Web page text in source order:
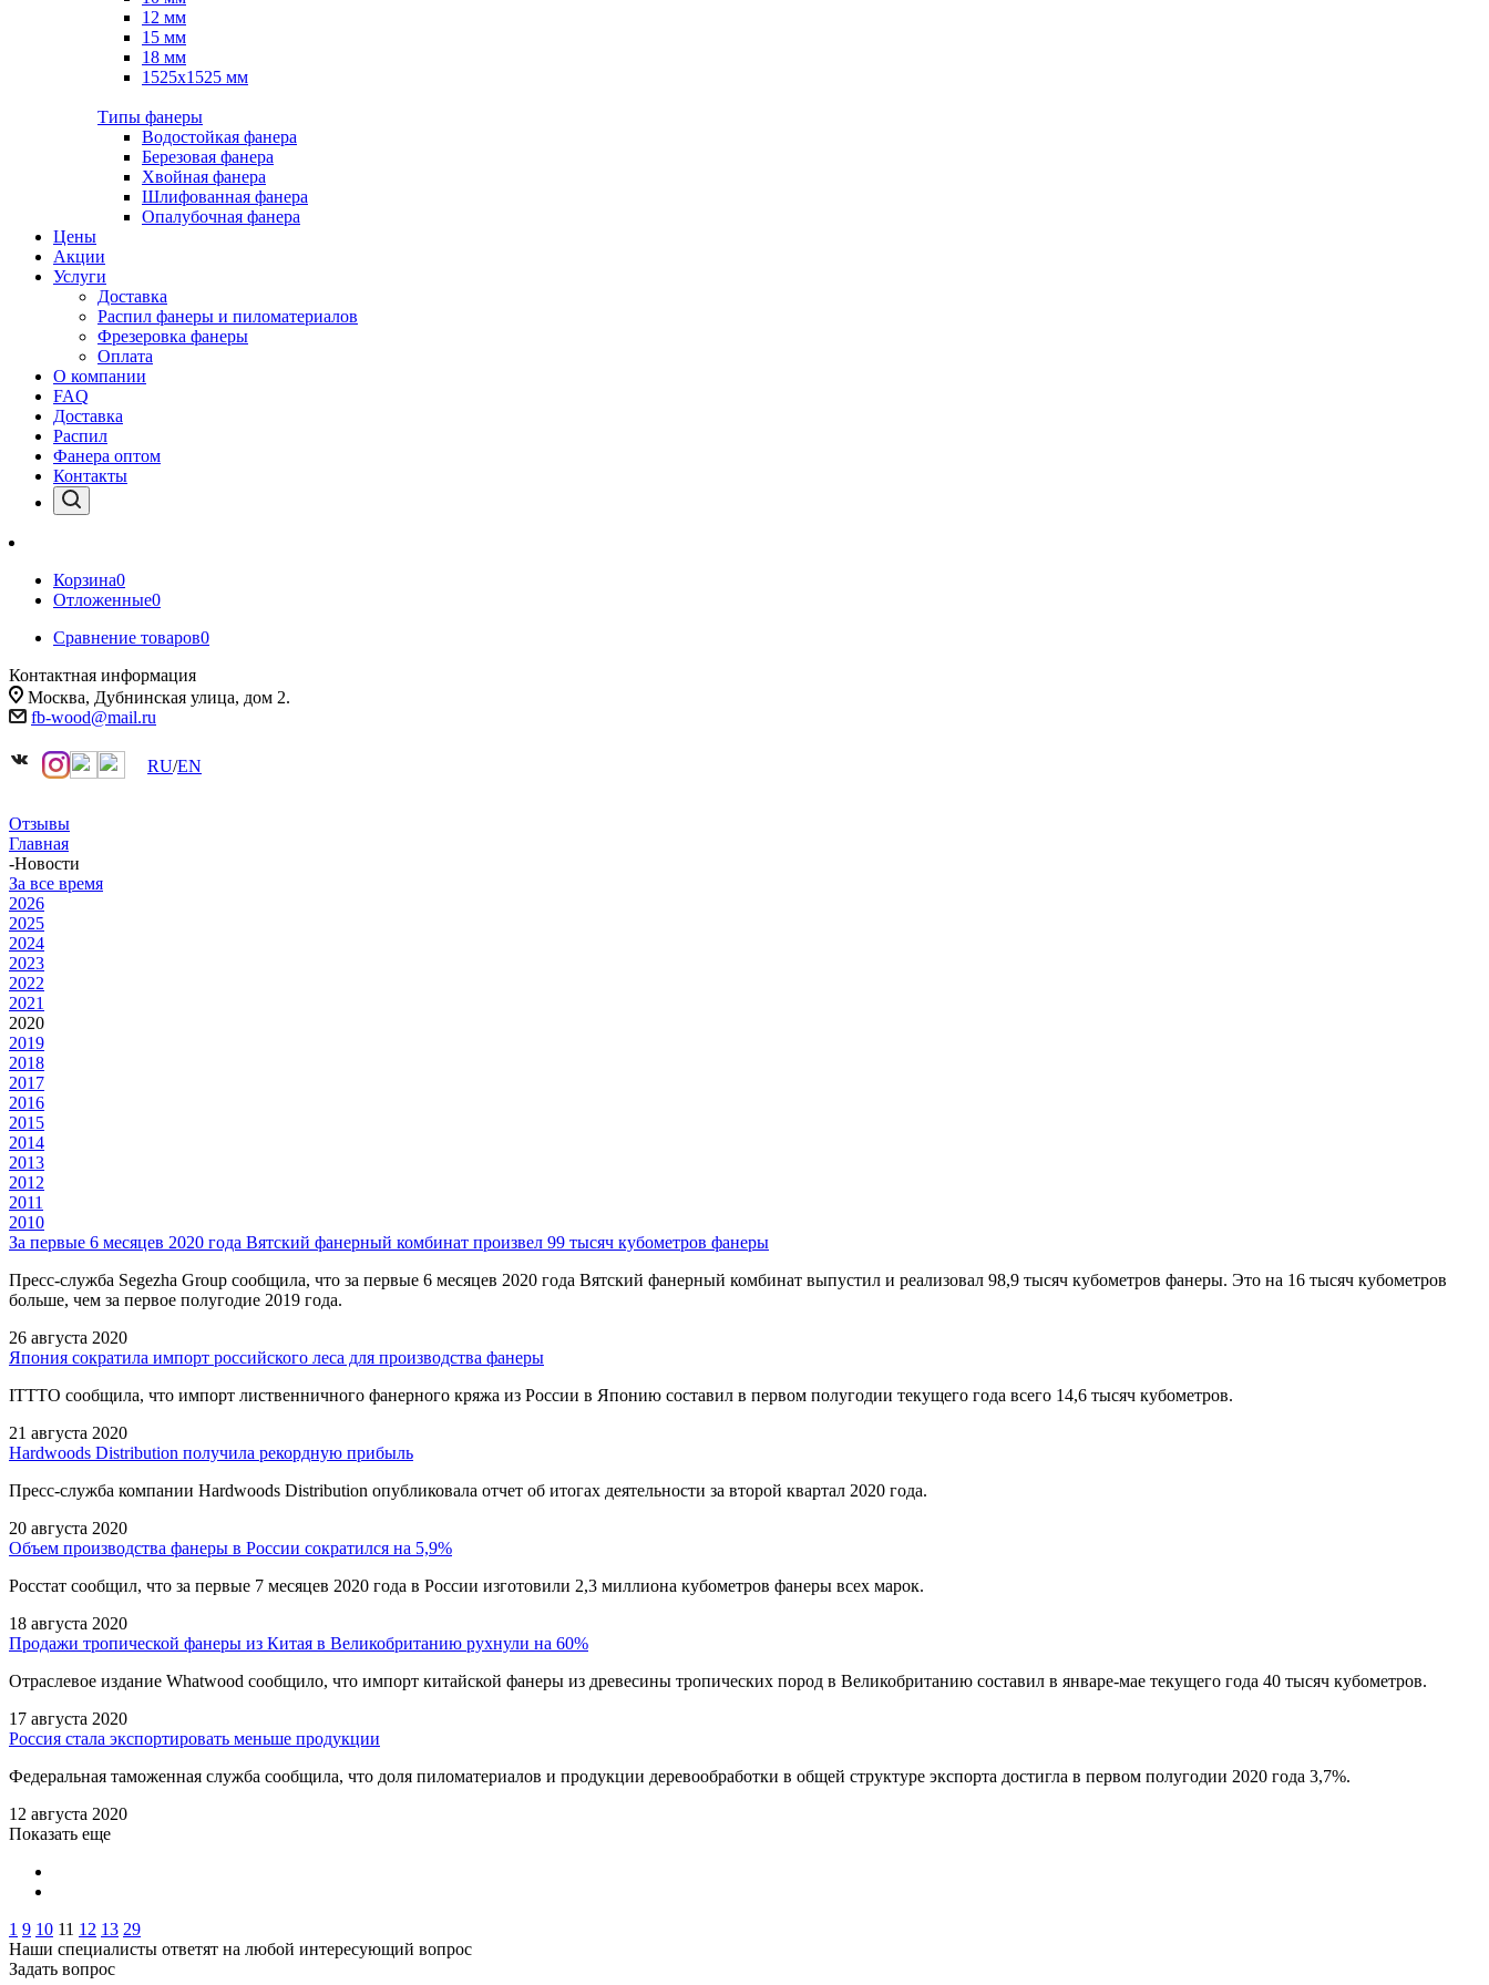
12 мм
15 мм
18 мм
1525х1525 мм
Типы фанеры
Водостойкая фанера
Березовая фанера
Хвойная фанера
Шлифованная фанера
Опалубочная фанера
Цены
Акции
Услуги
Доставка
Распил фанеры и пиломатериалов
Фрезеровка фанеры
Оплата
О компании
FAQ
Доставка
Распил
Фанера оптом
Контакты
Корзина0
Отложенные0
Сравнение товаров0
Контактная информация
Москва, Дубнинская улица, дом 2.
fb-wood@mail.ru
RU/EN
Отзывы
Главная
-Новости
За все время
2026
2025
2024
2023
2022
2021
2020
2019
2018
2017
2016
2015
2014
2013
2012
2011
2010
За первые 6 месяцев 2020 года Вятский фанерный комбинат произвел 99 тысяч кубометров фанеры
Пресс-служба Segezha Group сообщила, что за первые 6 месяцев 2020 года Вятский фанерный комбинат выпустил и реализовал 98,9 тысяч кубометров фанеры. Это на 16 тысяч кубометров
больше, чем за первое полугодие 2019 года.
26 августа 2020
Япония сократила импорт российского леса для производства фанеры
ITTTO сообщила, что импорт лиственничного фанерного кряжа из России в Японию составил в первом полугодии текущего года всего 14,6 тысяч кубометров.
21 августа 2020
Hardwoods Distribution получила рекордную прибыль
Пресс-служба компании Hardwoods Distribution опубликовала отчет об итогах деятельности за второй квартал 2020 года.
20 августа 2020
Объем производства фанеры в России сократился на 5,9%
Росстат сообщил, что за первые 7 месяцев 2020 года в России изготовили 2,3 миллиона кубометров фанеры всех марок.
18 августа 2020
Продажи тропической фанеры из Китая в Великобританию рухнули на 60%
Отраслевое издание Whatwood сообщило, что импорт китайской фанеры из древесины тропических пород в Великобританию составил в январе-мае текущего года 40 тысяч кубометров.
17 августа 2020
Россия стала экспортировать меньше продукции
Федеральная таможенная служба сообщила, что доля пиломатериалов и продукции деревообработки в общей структуре экспорта достигла в первом полугодии 2020 года 3,7%.
12 августа 2020
Показать еще
1 9 10 11 12 13 29
Наши специалисты ответят на любой интересующий вопрос
Задать вопрос